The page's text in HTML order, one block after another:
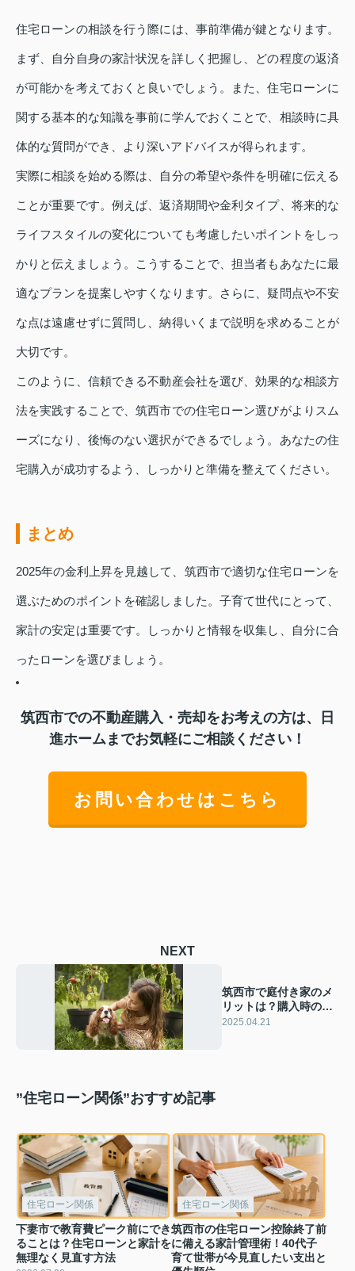
住宅ローンの相談を行う際には、事前準備が鍵となります。
まず、自分自身の家計状況を詳しく把握し、どの程度の返済
が可能かを考えておくと良いでしょう。また、住宅ローンに
関する基本的な知識を事前に学んでおくことで、相談時に具
体的な質問ができ、より深いアドバイスが得られます。
実際に相談を始める際は、自分の希望や条件を明確に伝える
ことが重要です。例えば、返済期間や金利タイプ、将来的な
ライフスタイルの変化についても考慮したいポイントをしっ
かりと伝えましょう。こうすることで、担当者もあなたに最
適なプランを提案しやすくなります。さらに、疑問点や不安
な点は遠慮せずに質問し、納得いくまで説明を求めることが
大切です。
このように、信頼できる不動産会社を選び、効果的な相談方
法を実践することで、筑西市での住宅ローン選びがよりスム
ーズになり、後悔のない選択ができるでしょう。あなたの住
宅購入が成功するよう、しっかりと準備を整えてください。
まとめ
2025年の金利上昇を見越して、筑西市で適切な住宅ローンを
選ぶためのポイントを確認しました。子育て世代にとって、
家計の安定は重要です。しっかりと情報を収集し、自分に合
ったローンを選びましょう。
筑西市での不動産購入・売却をお考えの方は、日
進ホームまでお気軽にご相談ください！
お問い合わせはこちら
NEXT
筑西市で庭付き家のメ
リットは？購入時の考
慮点をご紹介
2025.04.21
”住宅ローン関係”おすすめ記事
住宅ローン関係
下妻市で教育費ピーク前にでき
ることは？住宅ローンと家計を
無理なく見直す方法
住宅ローン関係
筑西市の住宅ローン控除終了前
に備える家計管理術！40代子
育て世帯が今見直したい支出と